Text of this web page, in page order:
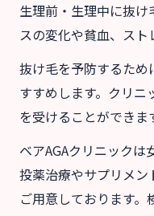
生理前・生理中に抜
スの変化や貧血、スト
抜け毛を予防するた
すすめします。クリ
を受けることができま
ベアAGAクリニックは
投薬治療やサプリメン
ご用意しております